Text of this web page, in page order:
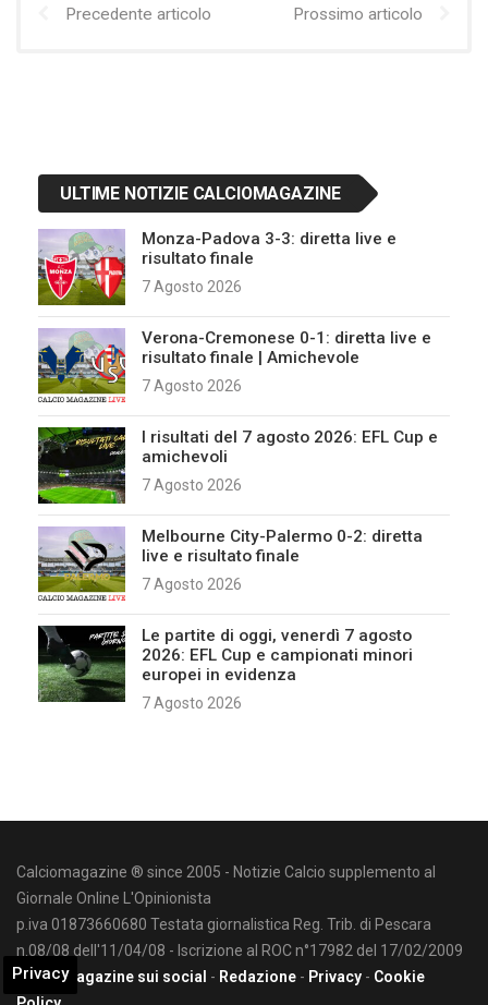
Precedente articolo Prossimo articolo
ULTIME NOTIZIE CALCIOMAGAZINE
Monza-Padova 3-3: diretta live e
risultato finale
7 Agosto 2026
Verona-Cremonese 0-1: diretta live e
risultato finale | Amichevole
7 Agosto 2026
I risultati del 7 agosto 2026: EFL Cup e
amichevoli
7 Agosto 2026
Melbourne City-Palermo 0-2: diretta
live e risultato finale
7 Agosto 2026
Le partite di oggi, venerdì 7 agosto
2026: EFL Cup e campionati minori
europei in evidenza
7 Agosto 2026
Calciomagazine ® since 2005 - Notizie Calcio supplemento al
Giornale Online L'Opinionista
p.iva 01873660680 Testata giornalistica Reg. Trib. di Pescara
n.08/08 dell'11/04/08 - Iscrizione al ROC n°17982 del 17/02/2009
Calciomagazine sui social - Redazione - Privacy - Cookie
Privacy